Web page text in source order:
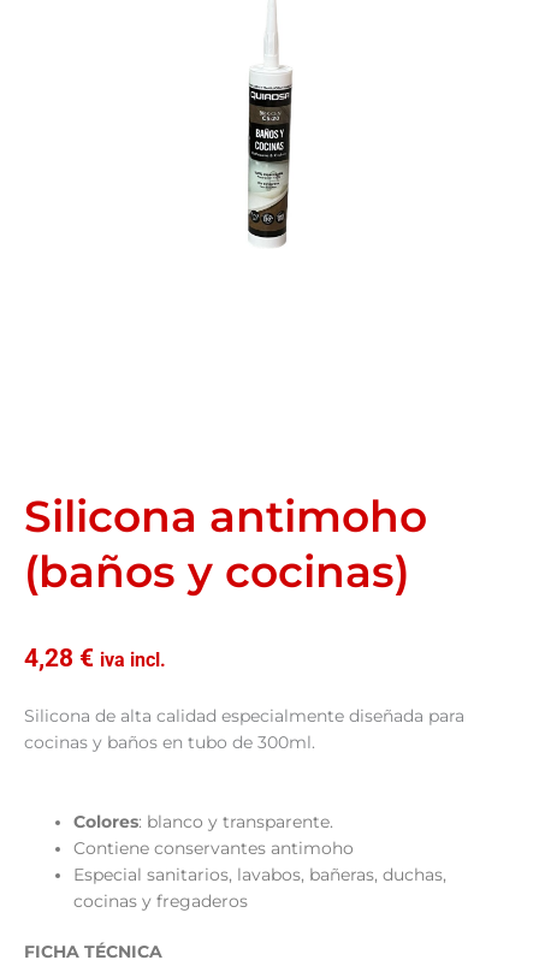
Silicona antimoho
(baños y cocinas)
4,28 € iva incl.
Silicona de alta calidad especialmente diseñada para
cocinas y baños en tubo de 300ml.
Colores: blanco y transparente.
Contiene conservantes antimoho
Especial sanitarios, lavabos, bañeras, duchas,
cocinas y fregaderos
FICHA TÉCNICA